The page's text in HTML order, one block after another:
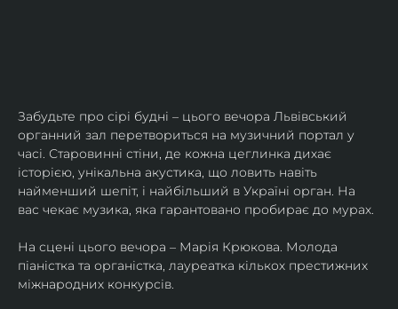
Забудьте про сірі будні – цього вечора Львівський
органний зал перетвориться на музичний портал у
часі. Старовинні стіни, де кожна цеглинка дихає
історією, унікальна акустика, що ловить навіть
найменший шепіт, і найбільший в Україні орган. На
вас чекає музика, яка гарантовано пробирає до мурах.
На сцені цього вечора – Марія Крюкова. Молода
піаністка та органістка, лауреатка кількох престижних
міжнародних конкурсів.